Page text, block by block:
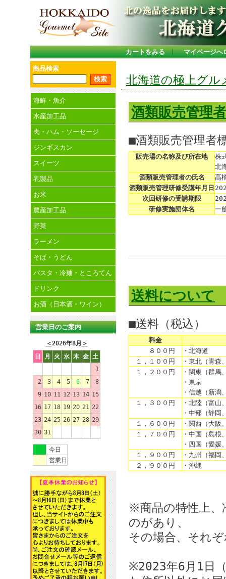
カートをみる｜ マイページへ
商品検索
海鮮・魚介
水産加工品
肉・ハム・ソーセージ
ジンギスカン
スイーツ
乳製品
お米
農産加工品
野菜
ラーメン
そば・うどん
パスタ・冷麺・ところてん
ドリンク
お酒（日本酒・ワイン）
営業日のご案内
＜2026年8月 ＞
日
月 火 水 木 金 土
1
2
3 4 5 6 7
8
9 10 11 12 13 14 15
16 17 18 19 20 21 22
23 24 25 26 27 28 29
30 31
今日
営業日
北海道の極上グル
酒類販売管理
■酒類販売管理者
販売場の名称及び所在地
株
北
酒類販売管理者の氏名
高
酒類販売管理研修受講年月日
次回研修の受講期限
研修実施団体名
一
送料について
■送料（税込）
料金
８００円
・北海道
１，１００円
・東北（青森
１，２００円
・関東（群馬
・東京
・信越（新潟
１，３００円
・北陸（富山
・中部（静岡
１，６００円
・関西（大阪
１，７００円
・中国（島根
・四国（愛媛
１，９００円
・九州（福岡
２，９００円
・沖縄
※商品の特性上、
のがあり、
その場合、それ
※2023年6月1日